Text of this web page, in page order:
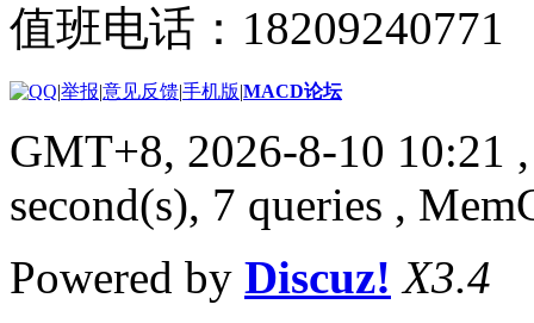
值班电话：
|举报|意见反馈|手机版|MACD论坛
GMT+8, 2026-8-10 10:21
second(s), 7 queries ,
Powered by Discuz! X3.4